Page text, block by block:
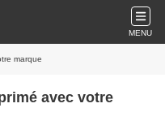
MENU
marque
avec votre